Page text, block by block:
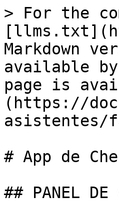
> For the
Markdown
available
page is
(https://
asistentes/
# App de
## PANEL DE